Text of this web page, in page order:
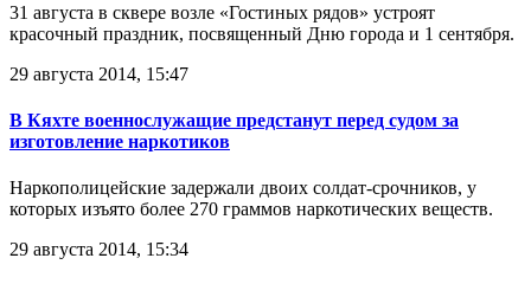
31 августа в сквере возле «Гостиных рядов» устроят
красочный праздник, посвященный Дню города и 1 сентября.
29 августа 2014, 15:47
В Кяхте военнослужащие предстанут перед судом за
изготовление наркотиков
Наркополицейские задержали двоих солдат-срочников, у
которых изъято более 270 граммов наркотических веществ.
29 августа 2014, 15:34